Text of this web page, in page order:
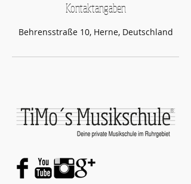
d
t
Kontaktangaben
Behrensstraße 10, Herne, Deutschland
®